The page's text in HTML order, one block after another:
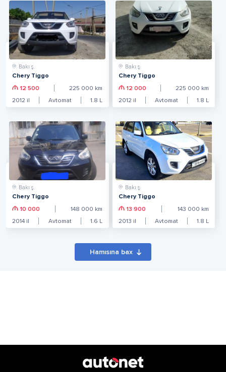
Bakı ş.
Chery Tiggo
12 500 225 000 km
2012 il Avtomat 1.8 L
Bakı ş.
Chery Tiggo
12 000 225 000 km
2012 il Avtomat 1.8 L
Bakı ş.
Chery Tiggo
10 000 148 000 km
2014 il Avtomat 1.6 L
Bakı ş.
Chery Tiggo
13 900 143 000 km
2013 il Avtomat 1.8 L
Hamısına bax